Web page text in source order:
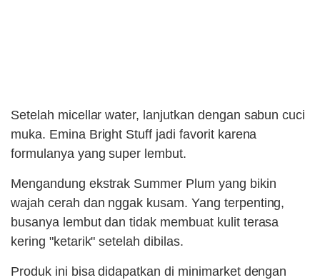
Setelah micellar water, lanjutkan dengan sabun cuci
muka. Emina Bright Stuff jadi favorit karena
formulanya yang super lembut.
Mengandung ekstrak Summer Plum yang bikin
wajah cerah dan nggak kusam. Yang terpenting,
busanya lembut dan tidak membuat kulit terasa
kering "ketarik" setelah dibilas.
Produk ini bisa didapatkan di minimarket dengan